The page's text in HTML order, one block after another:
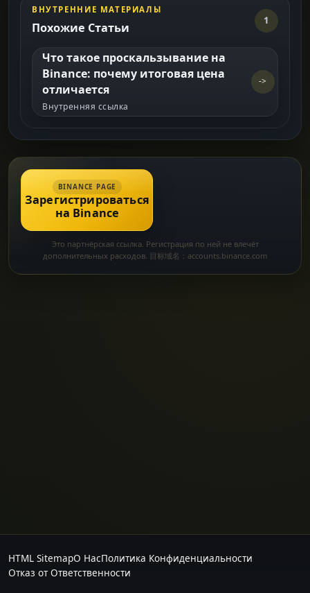
ВНУТРЕННИЕ МАТЕРИАЛЫ
Похожие Статьи 1
Что такое проскальзывание на
Binance: почему итоговая цена
отличается
Внутренняя ссылка
->
BINANCE PAGE
Зарегистрироваться
на Binance
Это партнёрская ссылка. Регистрация по ней не влечёт
дополнительных расходов. 目标域名：accounts.binance.com
HTML SitemapО НасПолитика Конфиденциальности
Отказ от Ответственности